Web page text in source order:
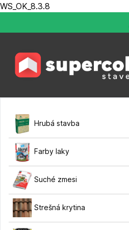
WS_OK_8.3.8
Hrubá stavba
Farby laky
Suché zmesi
Strešná krytina